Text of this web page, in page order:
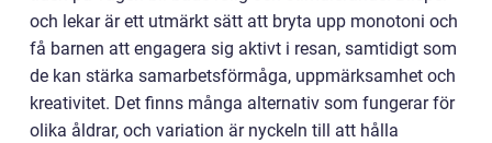
och lekar är ett utmärkt sätt att bryta upp monotoni och
få barnen att engagera sig aktivt i resan, samtidigt som
de kan stärka samarbetsförmåga, uppmärksamhet och
kreativitet. Det finns många alternativ som fungerar för
olika åldrar, och variation är nyckeln till att hålla